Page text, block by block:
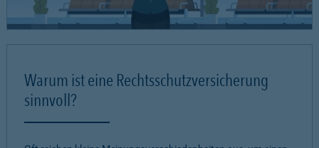
Warum ist eine Rechtsschutzversicherung
sinnvoll?